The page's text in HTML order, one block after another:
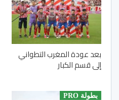
بعد عودة المغرب التطواني
إلى قسم الكبار
بطولة PRO